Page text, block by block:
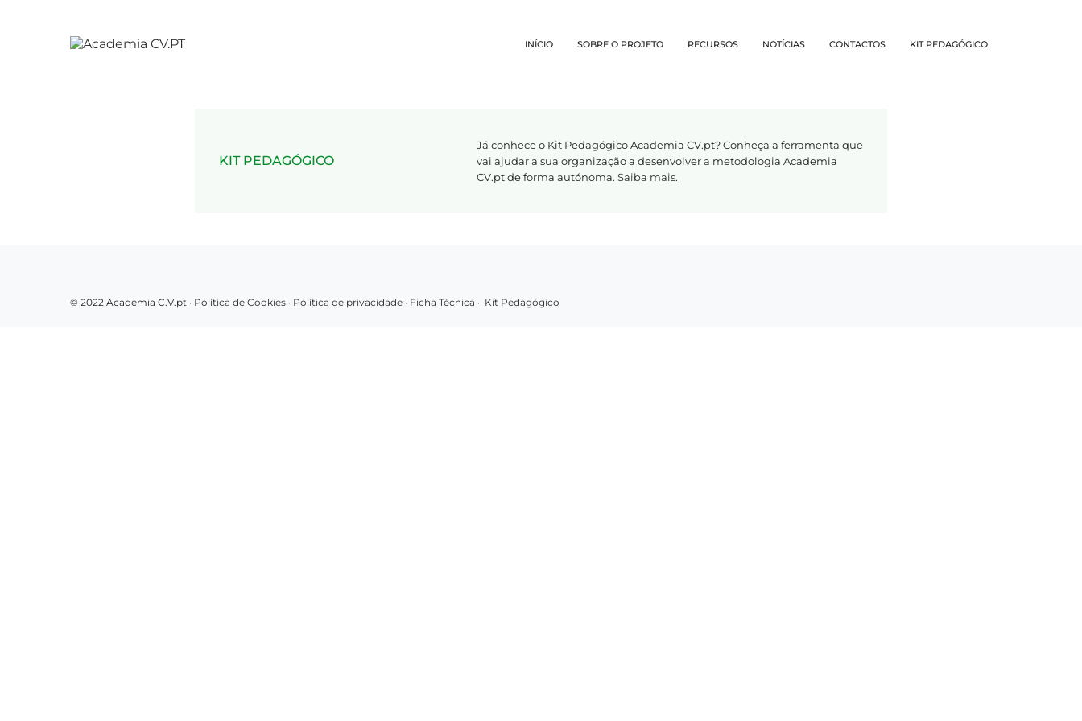
INÍCIO SOBRE O PROJETO RECURSOS NOTÍCIAS CONTACTOS KIT PEDAGÓGICO
KIT PEDAGÓGICO
Já conhece o Kit Pedagógico Academia CV.pt? Conheça a ferramenta que
vai ajudar a sua organização a desenvolver a metodologia Academia
CV.pt de forma autónoma. Saiba mais.
© 2022 Academia C.V.pt · Política de Cookies · Política de privacidade · Ficha Técnica · Kit Pedagógico